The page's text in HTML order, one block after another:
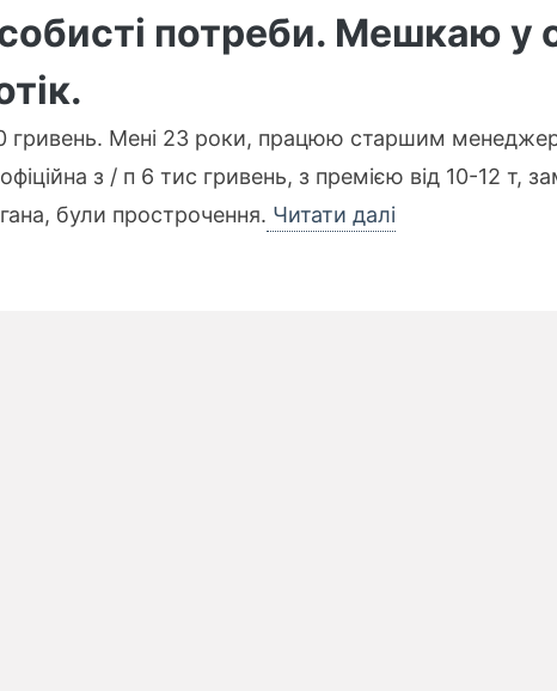
потреби. Мешкаю у
гривень. Мені 23 роки, працюю старшим
з / п 6 тис гривень, з премією від 10-12 т,
були прострочення. Читати далі